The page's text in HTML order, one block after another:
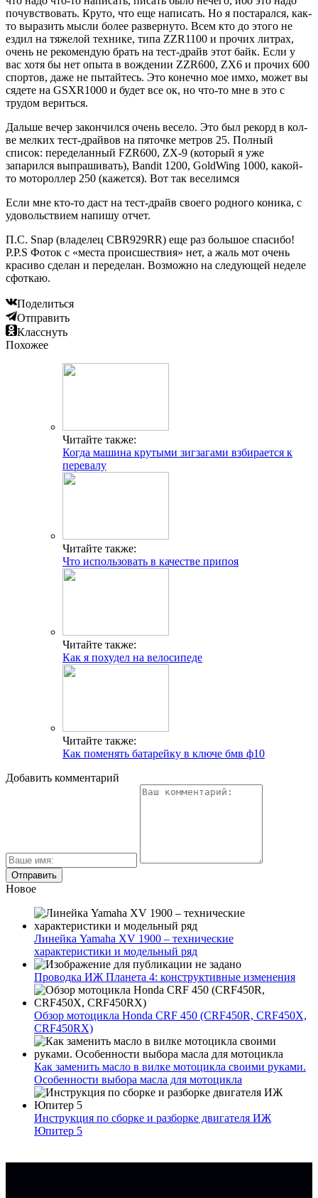
почувствовать. Круто, что еще написать. Но я постарался, как-
то выразить мысли более развернуто. Всем кто до этого не
ездил на тяжелой технике, типа ZZR1100 и прочих литрах,
очень не рекомендую брать на тест-драйв этот байк. Если у
вас хотя бы нет опыта в вождении ZZR600, ZX6 и прочих 600
спортов, даже не пытайтесь. Это конечно мое имхо, может вы
сядете на GSXR1000 и будет все ок, но что-то мне в это с
трудом вериться.
Дальше вечер закончился очень весело. Это был рекорд в кол-
ве мелких тест-драйвов на пяточке метров 25. Полный
список: переделанный FZR600, ZX-9 (который я уже
запарился выпрашивать), Bandit 1200, GoldWing 1000, какой-
то мотороллер 250 (кажется). Вот так веселимся
Если мне кто-то даст на тест-драйв своего родного коника, с
удовольствием напишу отчет.
П.С. Snap (владелец CBR929RR) еще раз большое спасибо!
P.P.S Фоток с «места происшествия» нет, а жаль мот очень
красиво сделан и переделан. Возможно на следующей неделе
сфоткаю.
Поделиться
Отправить
Класснуть
Похожее
Читайте также:
Когда машина крутыми зигзагами взбирается к
перевалу
Читайте также:
Что использовать в качестве припоя
Читайте также:
Как я похудел на велосипеде
Читайте также:
Как поменять батарейку в ключе бмв ф10
Добавить комментарий
Новое
Линейка Yamaha XV 1900 – технические
характеристики и модельный ряд
Проводка ИЖ Планета 4: конструктивные изменения
Обзор мотоцикла Honda CRF 450 (CRF450R, CRF450X,
CRF450RX)
Как заменить масло в вилке мотоцикла своими руками.
Особенности выбора масла для мотоцикла
Инструкция по сборке и разборке двигателя ИЖ
Юпитер 5